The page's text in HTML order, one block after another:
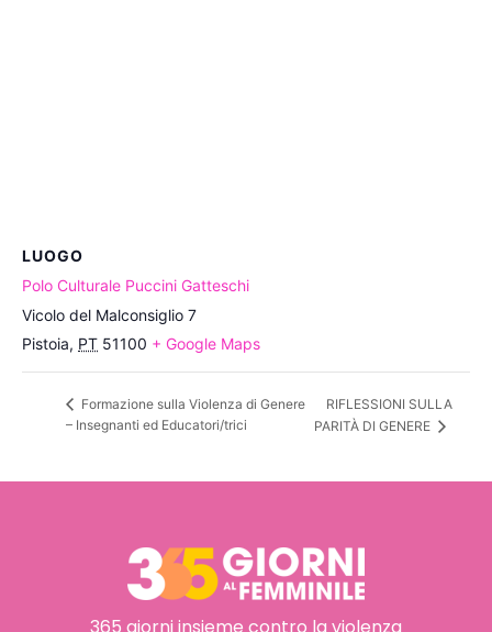
LUOGO
Polo Culturale Puccini Gatteschi
Vicolo del Malconsiglio 7
Pistoia, PT 51100 + Google Maps
Formazione sulla Violenza di Genere
– Insegnanti ed Educatori/trici
RIFLESSIONI SULLA
PARITÀ DI GENERE
365 giorni insieme contro la violenza